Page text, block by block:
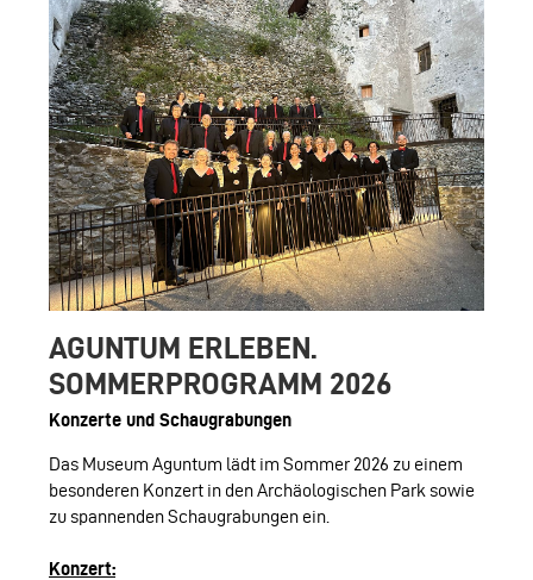
AGUNTUM ERLEBEN.
SOMMERPROGRAMM 2026
Konzerte und Schaugrabungen
Das Museum Aguntum lädt im Sommer 2026 zu einem
besonderen Konzert in den Archäologischen Park sowie
zu spannenden Schaugrabungen ein.
Konzert: